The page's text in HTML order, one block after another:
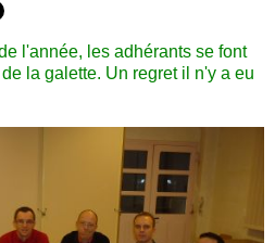
l'année, les adhérants se font
la galette. Un regret il n'y a eu